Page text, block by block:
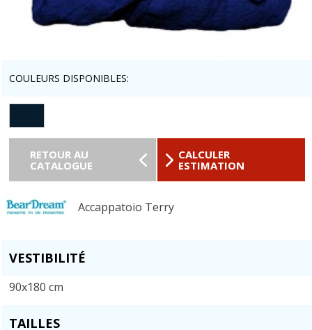
COULEURS DISPONIBLES:
RETOUR AU
CATALOGUE
CALCULER
ESTIMATION
Accappatoio Terry
VESTIBILITÉ
90x180 cm
TAILLES